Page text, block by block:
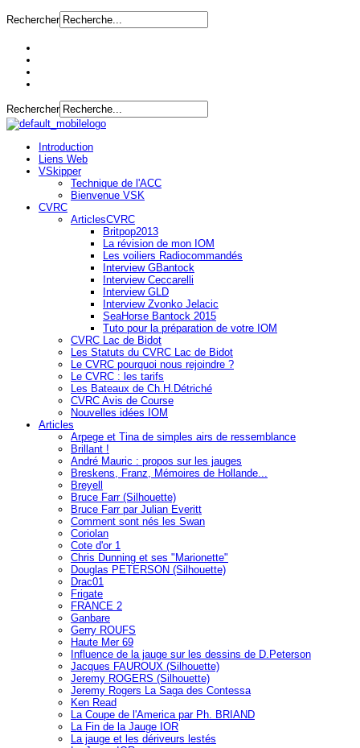
Rechercher
Rechercher
Introduction
Liens Web
VSkipper
Technique de l'ACC
Bienvenue VSK
CVRC
ArticlesCVRC
Britpop2013
La révision de mon IOM
Les voiliers Radiocommandés
Interview GBantock
Interview Ceccarelli
Interview GLD
Interview Zvonko Jelacic
SeaHorse Bantock 2015
Tuto pour la préparation de votre IOM
CVRC Lac de Bidot
Les Statuts du CVRC Lac de Bidot
Le CVRC pourquoi nous rejoindre ?
Le CVRC : les tarifs
Les Bateaux de Ch.H.Détriché
CVRC Avis de Course
Nouvelles idées IOM
Articles
Arpege et Tina de simples airs de ressemblance
Brillant !
André Mauric : propos sur les jauges
Breskens, Franz, Mémoires de Hollande...
Breyell
Bruce Farr (Silhouette)
Bruce Farr par Julian Everitt
Comment sont nés les Swan
Coriolan
Cote d'or 1
Chris Dunning et ses "Marionette"
Douglas PETERSON (Silhouette)
Drac01
Frigate
FRANCE 2
Ganbare
Gerry ROUFS
Haute Mer 69
Influence de la jauge sur les dessins de D.Peterson
Jacques FAUROUX (Silhouette)
Jeremy ROGERS (Silhouette)
Jeremy Rogers La Saga des Contessa
Ken Read
La Coupe de l'America par Ph. BRIAND
La Fin de la Jauge IOR
La jauge et les dériveurs lestés